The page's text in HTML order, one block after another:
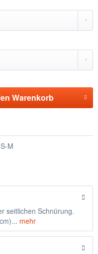
Warenkorb
M
seitlichen Schnürung.
mehr